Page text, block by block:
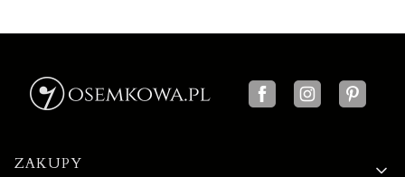
Linki w stopce
ZAKUPY